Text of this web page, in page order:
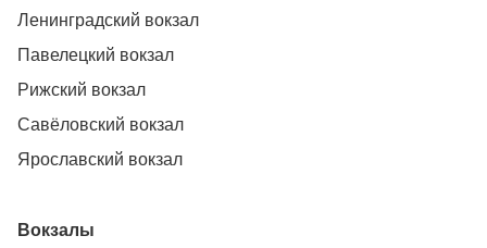
Ленинградский вокзал
Павелецкий вокзал
Рижский вокзал
Савёловский вокзал
Ярославский вокзал
Вокзалы